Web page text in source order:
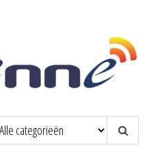
Comfortabel TV kijken op vakantie